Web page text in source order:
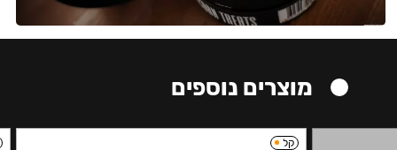
מוצרים נוספים
קל